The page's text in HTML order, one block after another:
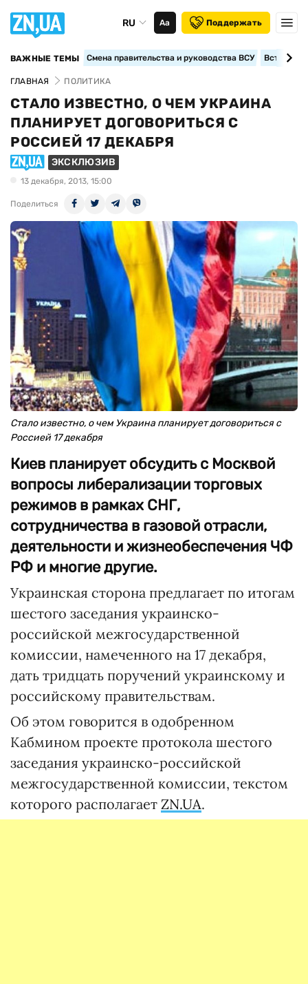
RU Аа Поддержать
ВАЖНЫЕ ТЕМЫ Смена правительства и руководства ВСУ
ГЛАВНАЯ ПОЛИТИКА
СТАЛО ИЗВЕСТНО, О ЧЕМ УКРАИНА
ПЛАНИРУЕТ ДОГОВОРИТЬСЯ С
РОССИЕЙ 17 ДЕКАБРЯ
ЭКСКЛЮЗИВ
13 декабря, 2013, 15:00
Поделиться
Стало известно, о чем Украина планирует договориться с
Россией 17 декабря
Киев планирует обсудить с Москвой
вопросы либерализации торговых
режимов в рамках СНГ,
сотрудничества в газовой отрасли,
деятельности и жизнеобеспечения ЧФ
РФ и многие другие.
Украинская сторона предлагает по итогам
шестого заседания украинско-
российской межгосударственной
комиссии, намеченного на 17 декабря,
дать тридцать поручений украинскому и
российскому правительствам.
Об этом говорится в одобренном
Кабмином проекте протокола шестого
заседания украинско-российской
межгосударственной комиссии, текстом
которого располагает ZN.UA.